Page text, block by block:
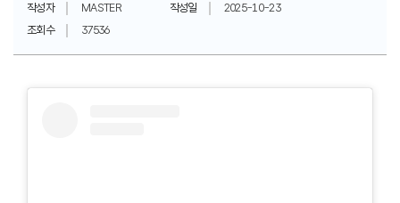
작성자 MASTER 작성일
2025-10-23
조회수
37536